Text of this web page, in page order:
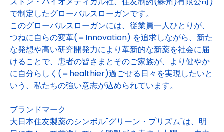
で制定したグローバルスローガンです。
このグローバルスローガンには、従業員一人ひとりが、
つねに自らの変革(＝Innovation) を追求しながら、新た
な発想や高い研究開発力により革新的な新薬を社会に届
けることで、患者の皆さまとそのご家族が、より健やか
に自分らしく(＝healthier)過ごせる日々を実現したいと
いう、私たちの強い意志が込められています。
ブランドマーク
大日本住友製薬のシンボル"グリーン・プリズム"は、明